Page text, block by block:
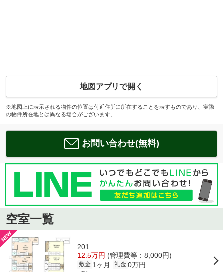
地図アプリで開く
※地図上に表示される物件の位置は付近住所に所在することを表すものであり、実際
の物件所在地とは異なる場合がございます。
お問い合わせ(無料)
空室一覧
201
12.5万円 (管理費等：8,000円)
敷金 1ヶ月 礼金 0万円